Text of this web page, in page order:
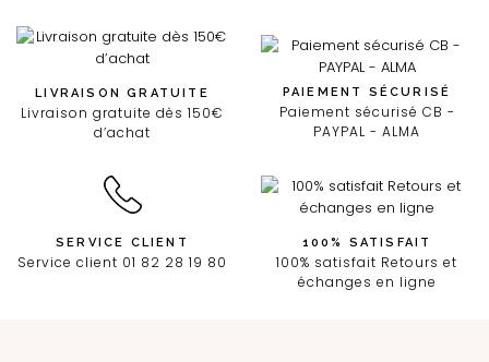
LIVRAISON GRATUITE
Livraison gratuite dès 150€
d’achat
PAIEMENT SÉCURISÉ
Paiement sécurisé CB -
PAYPAL - ALMA
SERVICE CLIENT
Service client 01 82 28 19 80
100% SATISFAIT
100% satisfait Retours et
échanges en ligne